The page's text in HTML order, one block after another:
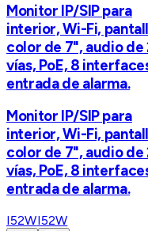
Monitor IP/SIP para
interior, Wi-Fi,
color de 7", audio de
vías, PoE, 8
entrada de alarma.
Monitor IP/SIP para
interior, Wi-Fi,
color de 7", audio de
vías, PoE, 8
entrada de alarma.
I52WI52W